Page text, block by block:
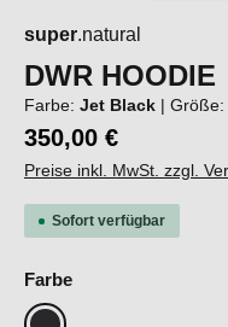
super.natural
DWR HOODIE
Farbe: Jet Black | Größe:
350,00 €
Preise inkl. MwSt. zzgl.
Sofort verfügbar
Farbeauswählen